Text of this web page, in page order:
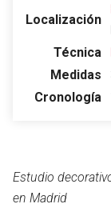
Localización
Técnica
Medidas
Cronología
Estudio
en Madrid